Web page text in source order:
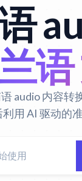
audio 内容转
用 AI 驱动的